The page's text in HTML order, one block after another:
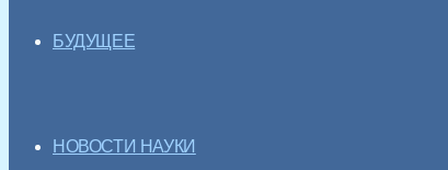
БУДУЩЕЕ
НОВОСТИ НАУКИ